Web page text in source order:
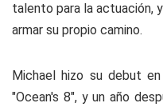
talento para la actuación,
armar su propio camino.
Michael hizo su debut
"Ocean's 8", y un año